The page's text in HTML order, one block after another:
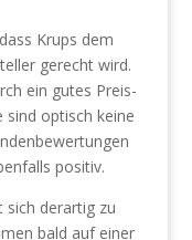
Krups dem
gerecht wird.
ein gutes Preis-
sind optisch keine
positiv.
sich derartig zu
bald auf einer